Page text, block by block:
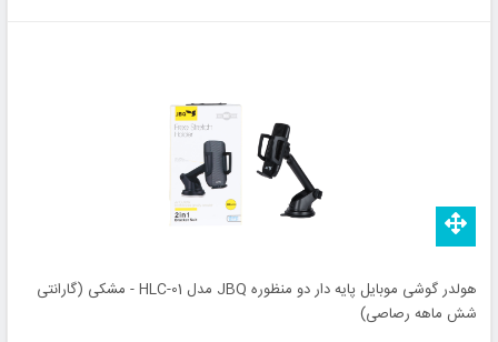
هولدر گوشی موبایل پایه دار دو منظوره JBQ مدل HLC-01 - مشکی (گارانتی
شش ماهه رصاصی)